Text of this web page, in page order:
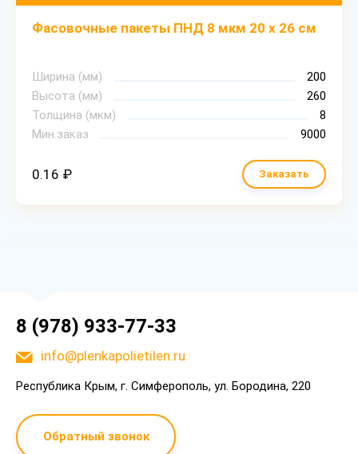
Фасовочные пакеты ПНД 8 мкм 20 х 26 см
Ширина (мм)
200
Высота (мм)
260
Толщина (мкм)
8
Мин.заказ
9000
0.16 ₽ Заказать
8 (978) 933-77-33
info@plenkapolietilen.ru
Республика Крым, г. Симферополь, ул. Бородина, 220
Обратный звонок